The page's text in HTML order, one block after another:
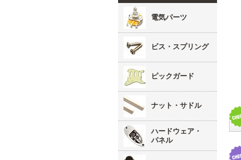
電気パーツ
ビス・スプリング
ピックガード
ナット・サドル
ハードウェア・
パネル